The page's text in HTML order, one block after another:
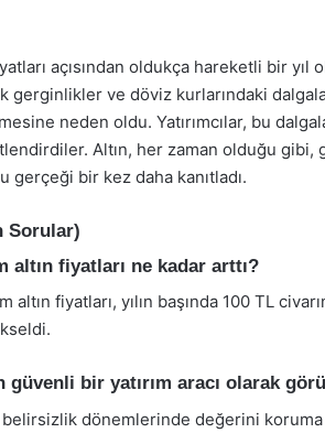
açısından oldukça hareketli bir
ve döviz kurlarındaki
neden oldu. Yatırımcılar, bu
Altın, her zaman olduğu
gerçeği bir kez daha kanıtladı.
Sorular)
altın fiyatları ne kadar arttı?
altın fiyatları, yılın başında 100 TL
güvenli bir yatırım aracı olarak
belirsizlik dönemlerinde değerini